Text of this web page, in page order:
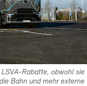
Rabatte, obwohl sie
Bahn und mehr externe